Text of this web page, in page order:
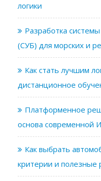
логики
Разработка
(СУБ) для морских и
Как стать лучшим
дистанционное
Платформенное
основа современной
Как выбрать
критерии и полезные